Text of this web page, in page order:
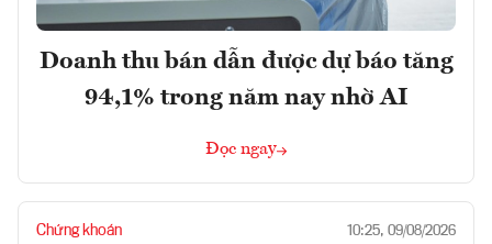
Doanh thu bán dẫn được dự báo tăng
94,1% trong năm nay nhờ AI
Đọc ngay
Chứng khoán 10:25, 09/08/2026